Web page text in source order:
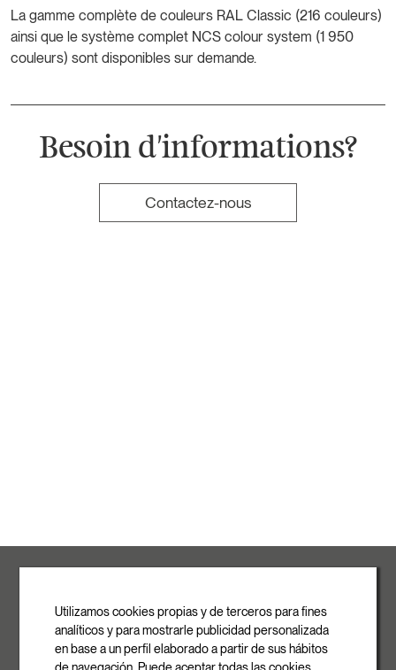
La gamme complète de couleurs RAL Classic (216 couleurs)
ainsi que le système complet NCS colour system (1 950
couleurs) sont disponibles sur demande.
Besoin d'informations?
Contactez-nous
Ronda de la Font Grossa, 15 Pol. Ind. La Gavarra
08540 Centelles | Barcelona
E-mail
info@rovasi.com
Utilizamos cookies propias y de terceros para fines
analíticos y para mostrarle publicidad personalizada
en base a un perfil elaborado a partir de sus hábitos